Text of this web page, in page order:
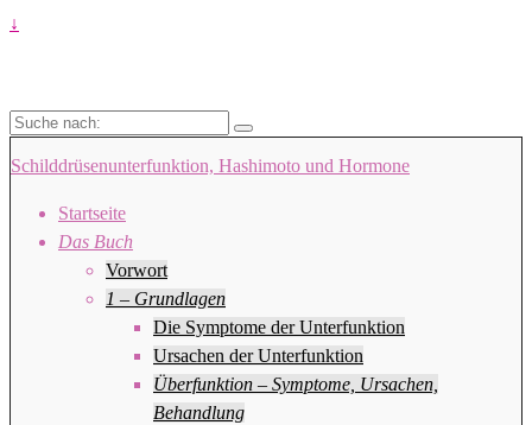
↓
Suche
Schilddrüsenunterfunktion, Hashimoto und Hormone
Startseite
Das Buch
Vorwort
1 – Grundlagen
Die Symptome der Unterfunktion
Ursachen der Unterfunktion
Überfunktion – Symptome, Ursachen,
Behandlung